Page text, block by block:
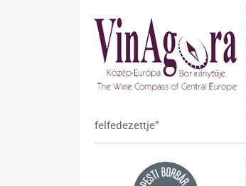
felfedezettje”